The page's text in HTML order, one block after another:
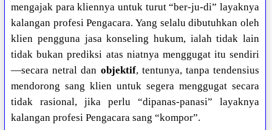
mengajak para kliennya untuk turut “ber-ju-di” layaknya
kalangan profesi Pengacara. Yang selalu dibutuhkan oleh
klien pengguna jasa konseling hukum, ialah tidak lain
tidak bukan prediksi atas niatnya menggugat itu sendiri
—secara netral dan objektif, tentunya, tanpa tendensius
mendorong sang klien untuk segera menggugat secara
tidak rasional, jika perlu “dipanas-panasi” layaknya
kalangan profesi Pengacara sang “kompor”.